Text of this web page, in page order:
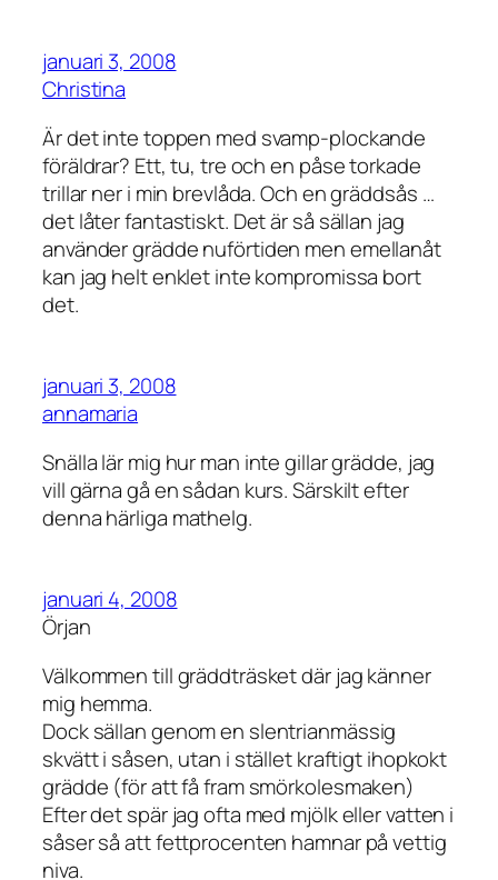
januari 3, 2008
Christina
Är det inte toppen med svamp-plockande
föräldrar? Ett, tu, tre och en påse torkade
trillar ner i min brevlåda. Och en gräddsås …
det låter fantastiskt. Det är så sällan jag
använder grädde nuförtiden men emellanåt
kan jag helt enklet inte kompromissa bort
det.
januari 3, 2008
annamaria
Snälla lär mig hur man inte gillar grädde, jag
vill gärna gå en sådan kurs. Särskilt efter
denna härliga mathelg.
januari 4, 2008
Örjan
Välkommen till gräddträsket där jag känner
mig hemma.
Dock sällan genom en slentrianmässig
skvätt i såsen, utan i stället kraftigt ihopkokt
grädde (för att få fram smörkolesmaken)
Efter det spär jag ofta med mjölk eller vatten i
såser så att fettprocenten hamnar på vettig
niva.